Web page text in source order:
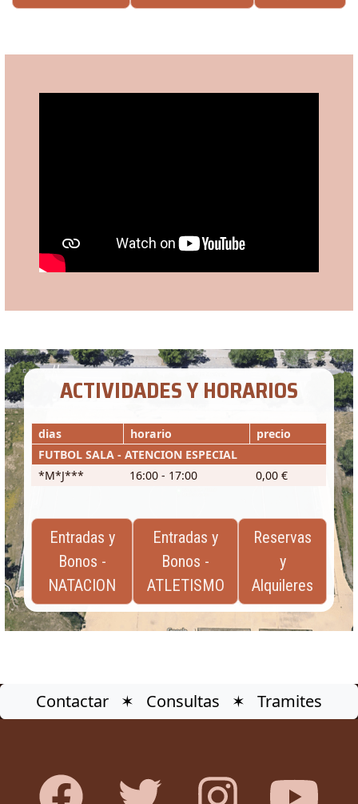
ACTIVIDADES Y HORARIOS
dias horario
precio
FUTBOL SALA - ATENCION ESPECIAL
*M*J***
16:00 - 17:00 0,00 €
Entradas y
Bonos -
NATACION
Entradas y
Bonos -
ATLETISMO
Reservas
y
Alquileres
Contactar ✶ Consultas ✶ Tramites